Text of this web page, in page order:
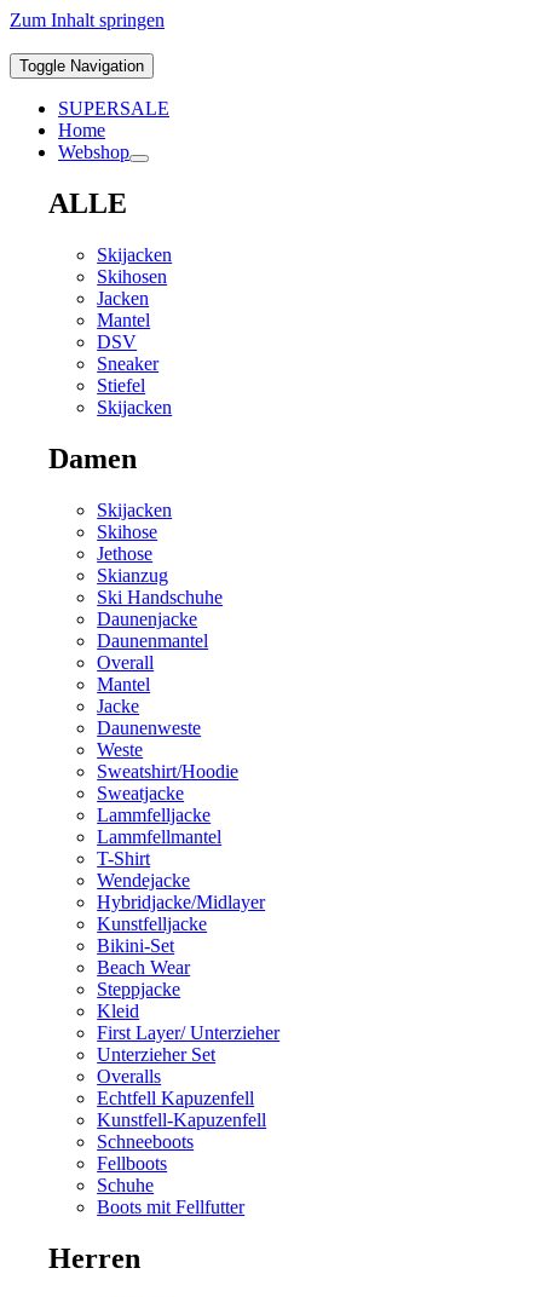
Zum Inhalt springen
Toggle Navigation
SUPERSALE
Home
Webshop
ALLE
Skijacken
Skihosen
Jacken
Mantel
DSV
Sneaker
Stiefel
Skijacken
Damen
Skijacken
Skihose
Jethose
Skianzug
Ski Handschuhe
Daunenjacke
Daunenmantel
Overall
Mantel
Jacke
Daunenweste
Weste
Sweatshirt/Hoodie
Sweatjacke
Lammfelljacke
Lammfellmantel
T-Shirt
Wendejacke
Hybridjacke/Midlayer
Kunstfelljacke
Bikini-Set
Beach Wear
Steppjacke
Kleid
First Layer/ Unterzieher
Unterzieher Set
Overalls
Echtfell Kapuzenfell
Kunstfell-Kapuzenfell
Schneeboots
Fellboots
Schuhe
Boots mit Fellfutter
Herren